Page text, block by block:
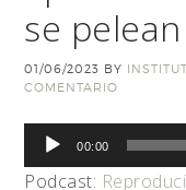
se
01/06/2023 BY
COMENTARIO
Reproductor
de
00:00
Podcast: